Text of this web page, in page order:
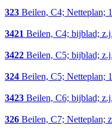
323 Beilen, C4; Netteplan;
3421 Beilen, C4; bijblad; z.j.
3422 Beilen, C5; bijblad; z.j.
324 Beilen, C5; Netteplan;
3423 Beilen, C6; bijblad; z.j.
326 Beilen, C7; Netteplan;